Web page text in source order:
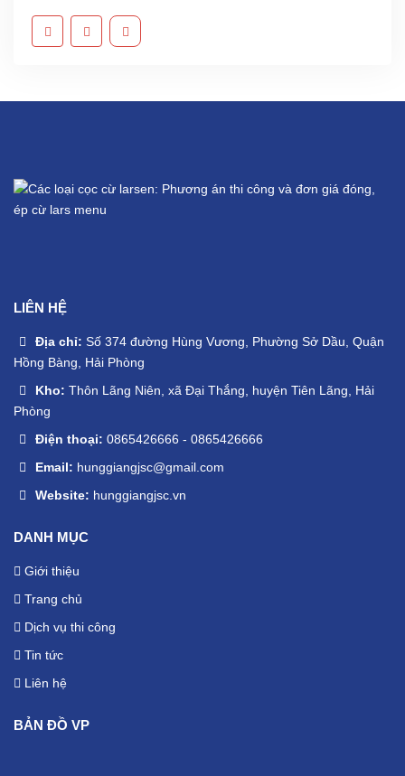
LIÊN HỆ
Địa chỉ: Số 374 đường Hùng Vương, Phường Sở Dầu, Quận
Hồng Bàng, Hải Phòng
Kho: Thôn Lãng Niên, xã Đại Thắng, huyện Tiên Lãng, Hải
Phòng
Điện thoại: 0865426666 - 0865426666
Email: hunggiangjsc@gmail.com
Website: hunggiangjsc.vn
DANH MỤC
Giới thiệu
Trang chủ
Dịch vụ thi công
Tin tức
Liên hệ
BẢN ĐỒ VP